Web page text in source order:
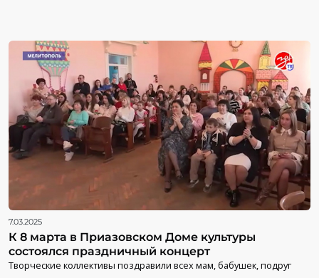
7.03.2025
К 8 марта в Приазовском Доме культуры
состоялся праздничный концерт
Творческие коллективы поздравили всех мам, бабушек, подруг